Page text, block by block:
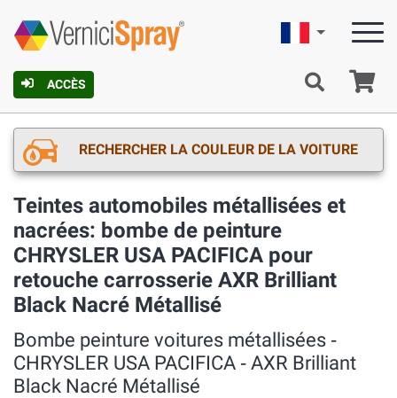
ACCÈS
Française
RECHERCHER LA COULEUR DE LA VOITURE
Teintes automobiles métallisées et
nacrées: bombe de peinture
CHRYSLER USA PACIFICA pour
retouche carrosserie AXR Brilliant
Black Nacré Métallisé
Bombe peinture voitures métallisées ‐
CHRYSLER USA PACIFICA ‐ AXR Brilliant
Black Nacré Métallisé